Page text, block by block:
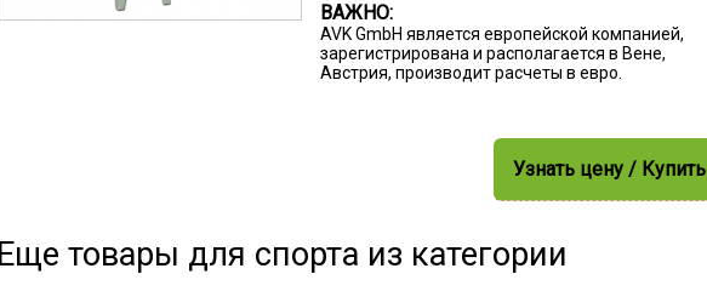
ВАЖНО:
AVK GmbH является европейской компанией,
зарегистрирована и располагается в Вене,
Австрия, производит расчеты в евро.
Узнать цену / Купить
Еще товары для спорта из категории